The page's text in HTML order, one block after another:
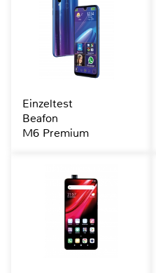
Einzeltest
Beafon
M6 Premium